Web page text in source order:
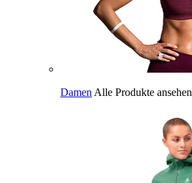
Damen Alle Produkte ansehen